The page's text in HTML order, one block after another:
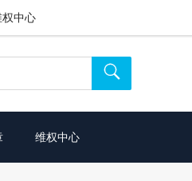
权中心

维权中心